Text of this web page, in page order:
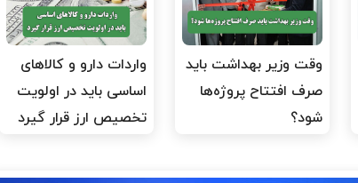
وقت وزیر بهداشت باید
صرف افتتاح پروژه‌ها
شود؟
واردات دارو و کالاهای
اساسی باید در اولویت
تخصیص ارز قرار گیرد